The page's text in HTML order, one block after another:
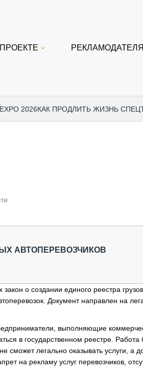
2026КАК ПРОДЛИТЬ ЖИЗНЬ
АВТОПЕРЕВОЗЧИКОВ
о создании единого реестра
Документ направлен на
выполняющие
в государственном реестре. Работа
сможет легально оказывать услуги, а
на рекламу услуг перевозчиков,